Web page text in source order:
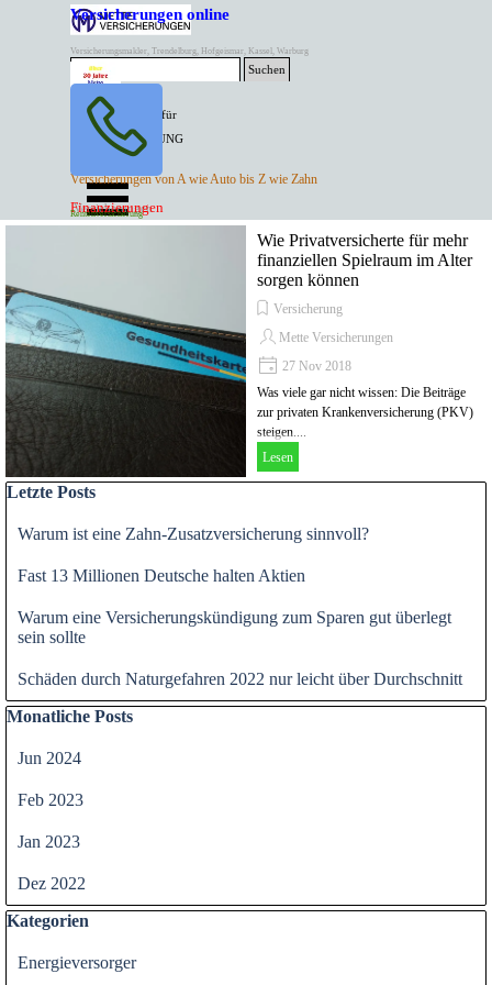
Direkt zum Seiteninhalt
Versicherungen online
Versicherungsmakler, Trendelburg, Hofgeismar, Kassel, Warburg
BESTER PREIS für
SPITZEN LEISTUNG
ANGEBOTE
Versicherungen von A wie Auto bis Z wie Zahn
Kontakt Tel. 05671/7799991
Mette Versicherungen
Suchen
Versicherungen
Finanzierungen
Rentenversicherung
Menü überspringen
Wie Privatversicherte für mehr
finanziellen Spielraum im Alter
sorgen können
Versicherung
Mette Versicherungen
27 Nov 2018
Was viele gar nicht wissen: Die Beiträge
zur privaten Krankenversicherung (PKV)
steigen....
Lesen
Block überspringen Letzte Posts
Letzte Posts
Warum ist eine Zahn-Zusatzversicherung sinnvoll?
Fast 13 Millionen Deutsche halten Aktien
Warum eine Versicherungskündigung zum Sparen gut überlegt
sein sollte
Schäden durch Naturgefahren 2022 nur leicht über Durchschnitt
Block überspringen Monatliche Posts
Monatliche Posts
Jun 2024
Feb 2023
Jan 2023
Dez 2022
Block überspringen Kategorien
Kategorien
Energieversorger